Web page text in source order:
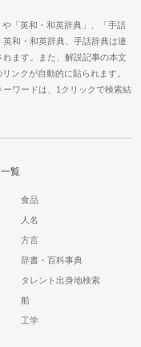
「英和・和英辞典」、「手話
和・和英辞典、手話辞典は連
ます。また、解説記事の本文
ンクが自動的に貼られます。
ワードは、1クリックで検索結
覧
食品
人名
方言
辞書・百科事典
タレント出身地検索
船
工学